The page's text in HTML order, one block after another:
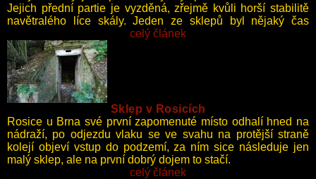
Jejich přední partie je vyzděná, zřejmě kvůli horší stabilitě
navětralého líce skály. Jeden ze sklepů byl nějaký čas
obýván bezdomovci, kteří po sobě zanechali nepořádek
a deku jako závěs na vstupu dovnitř. Druhý sklep někdo
zneužil k odložení starých pneumatik.
celý článek
Sklep v Rosicích
Rosice u Brna své první zapomenuté místo odhalí hned na
nádraží, po odjezdu vlaku se ve svahu na protější straně
kolejí objeví vstup do podzemí, za ním sice následuje jen
malý sklep, ale na první dobrý dojem to stačí.
celý článek